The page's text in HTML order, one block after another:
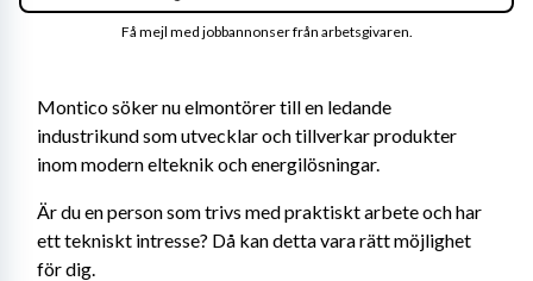
Montico söker nu elmontörer till en ledande
industrikund som utvecklar och tillverkar produkter
inom modern elteknik och energilösningar.
Är du en person som trivs med praktiskt arbete och har
ett tekniskt intresse? Då kan detta vara rätt möjlighet
för dig.
Få mejl med jobbannonser från arbetsgivaren.